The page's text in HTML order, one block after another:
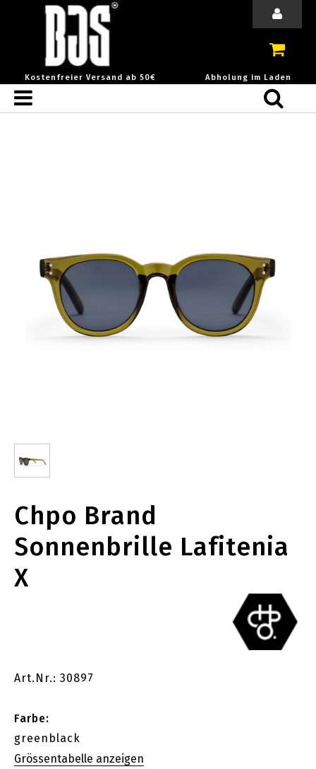
Kostenfreier Versand ab 50€ Abholung im Laden
Chpo Brand
Sonnenbrille Lafitenia
X
Art.Nr.: 30897
Farbe:
greenblack